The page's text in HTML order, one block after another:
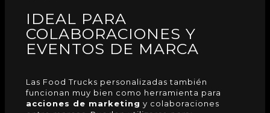
IDEAL PARA
COLABORACIONES Y
EVENTOS DE MARCA
Las Food Trucks personalizadas también
funcionan muy bien como herramienta para
acciones de marketing y colaboraciones